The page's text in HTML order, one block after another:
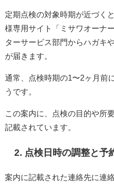
定期点検の対象時期が近づく
様専用サイト「ミサワオーナ
ターサービス部門からハガキ
が届きます。
通常、点検時期の1〜2ヶ月前
うです。
この案内に、点検の目的や所
記載されています。
2. 点検日時の調整と予
案内に記載された連絡先に連